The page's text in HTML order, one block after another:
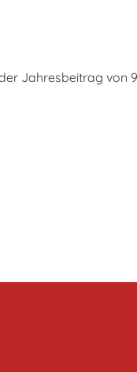
Jahresbeitrag von